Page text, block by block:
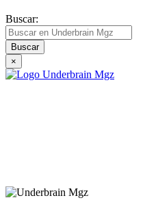
Buscar:
×